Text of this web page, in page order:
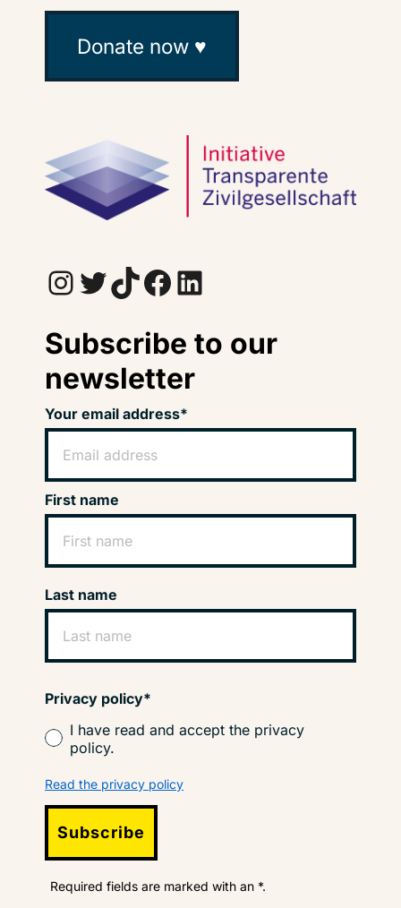
Donate now ♥
InstagramTwitter TikTok Facebook LinkedIn
Subscribe to our
newsletter
Your email address*
First name
Last name
Privacy policy*
I have read and accept the privacy
policy.
Read the privacy policy
Subscribe
Required fields are marked with an *.